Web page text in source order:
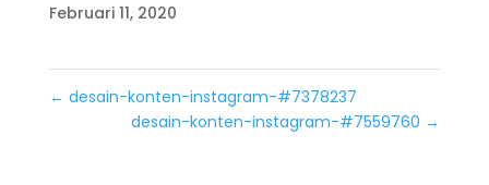
Februari 11, 2020
← desain-konten-instagram-#7378237
desain-konten-instagram-#7559760 →